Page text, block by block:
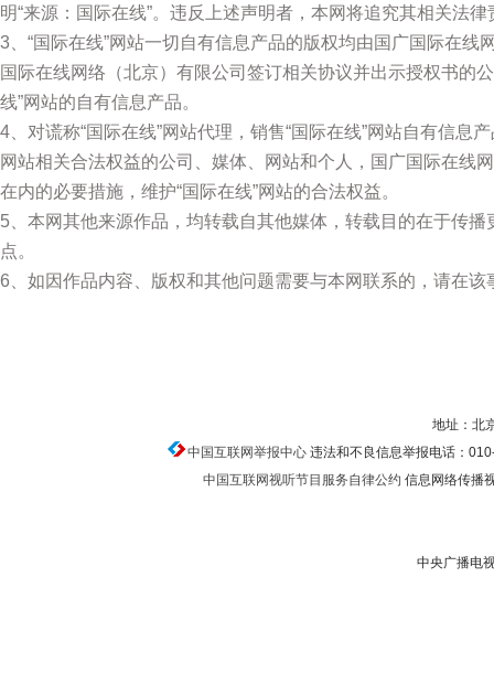
明“来源：国际在线”。违反上述声明者，本网将追究其相关法律
3、“国际在线”网站一切自有信息产品的版权均由国广国际在
国际在线网络（北京）有限公司签订相关协议并出示授权书的
线”网站的自有信息产品。
4、对谎称“国际在线”网站代理，销售“国际在线”网站自有信息
网站相关合法权益的公司、媒体、网站和个人，国广国际在线
在内的必要措施，维护“国际在线”网站的合法权益。
5、本网其他来源作品，均转载自其他媒体，转载目的在于传
点。
6、如因作品内容、版权和其他问题需要与本网联系的，请在
地址：北
中国互联网举报中心违法和不良信息举报电话：
中国互联网视听节目服务自律公约 信息网络传播
中央广播电